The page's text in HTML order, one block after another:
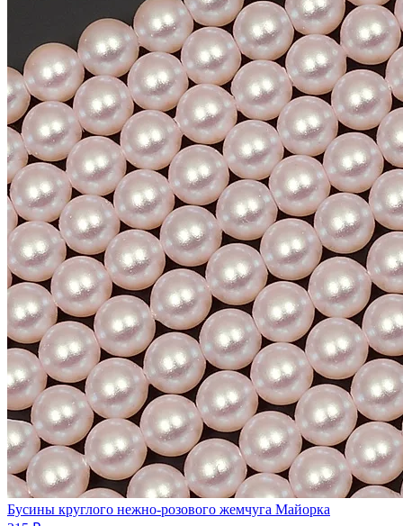
Бусины круглого нежно-розового жемчуга Майорка